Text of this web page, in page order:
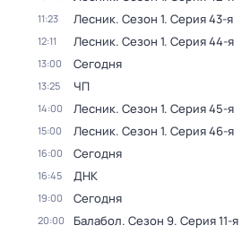
11:23 Лесник. Сезон 1. Серия 43-я
12:11 Лесник. Сезон 1. Серия 44-я
13:00 Сегодня
13:25 ЧП
14:00 Лесник. Сезон 1. Серия 45-я
15:00 Лесник. Сезон 1. Серия 46-я
16:00 Сегодня
16:45 ДНК
19:00 Сегодня
20:00 Балабол. Сезон 9. Серия 11-я